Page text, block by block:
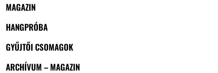
MAGAZIN
HANGPRÓBA
GYŰJTŐI CSOMAGOK
ARCHÍVUM – MAGAZIN